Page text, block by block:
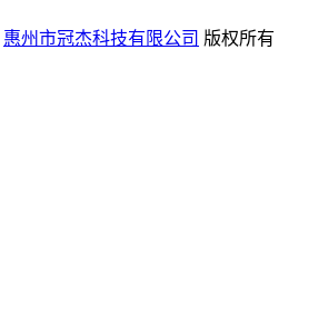
惠州市冠杰科技有限公司 版权所有